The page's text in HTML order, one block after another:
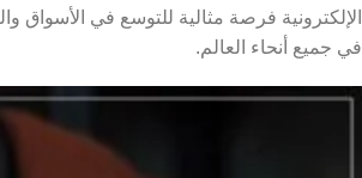
الإلكترونية فرصة مثالية للتوسع في الأسواق
في جميع أنحاء العالم.